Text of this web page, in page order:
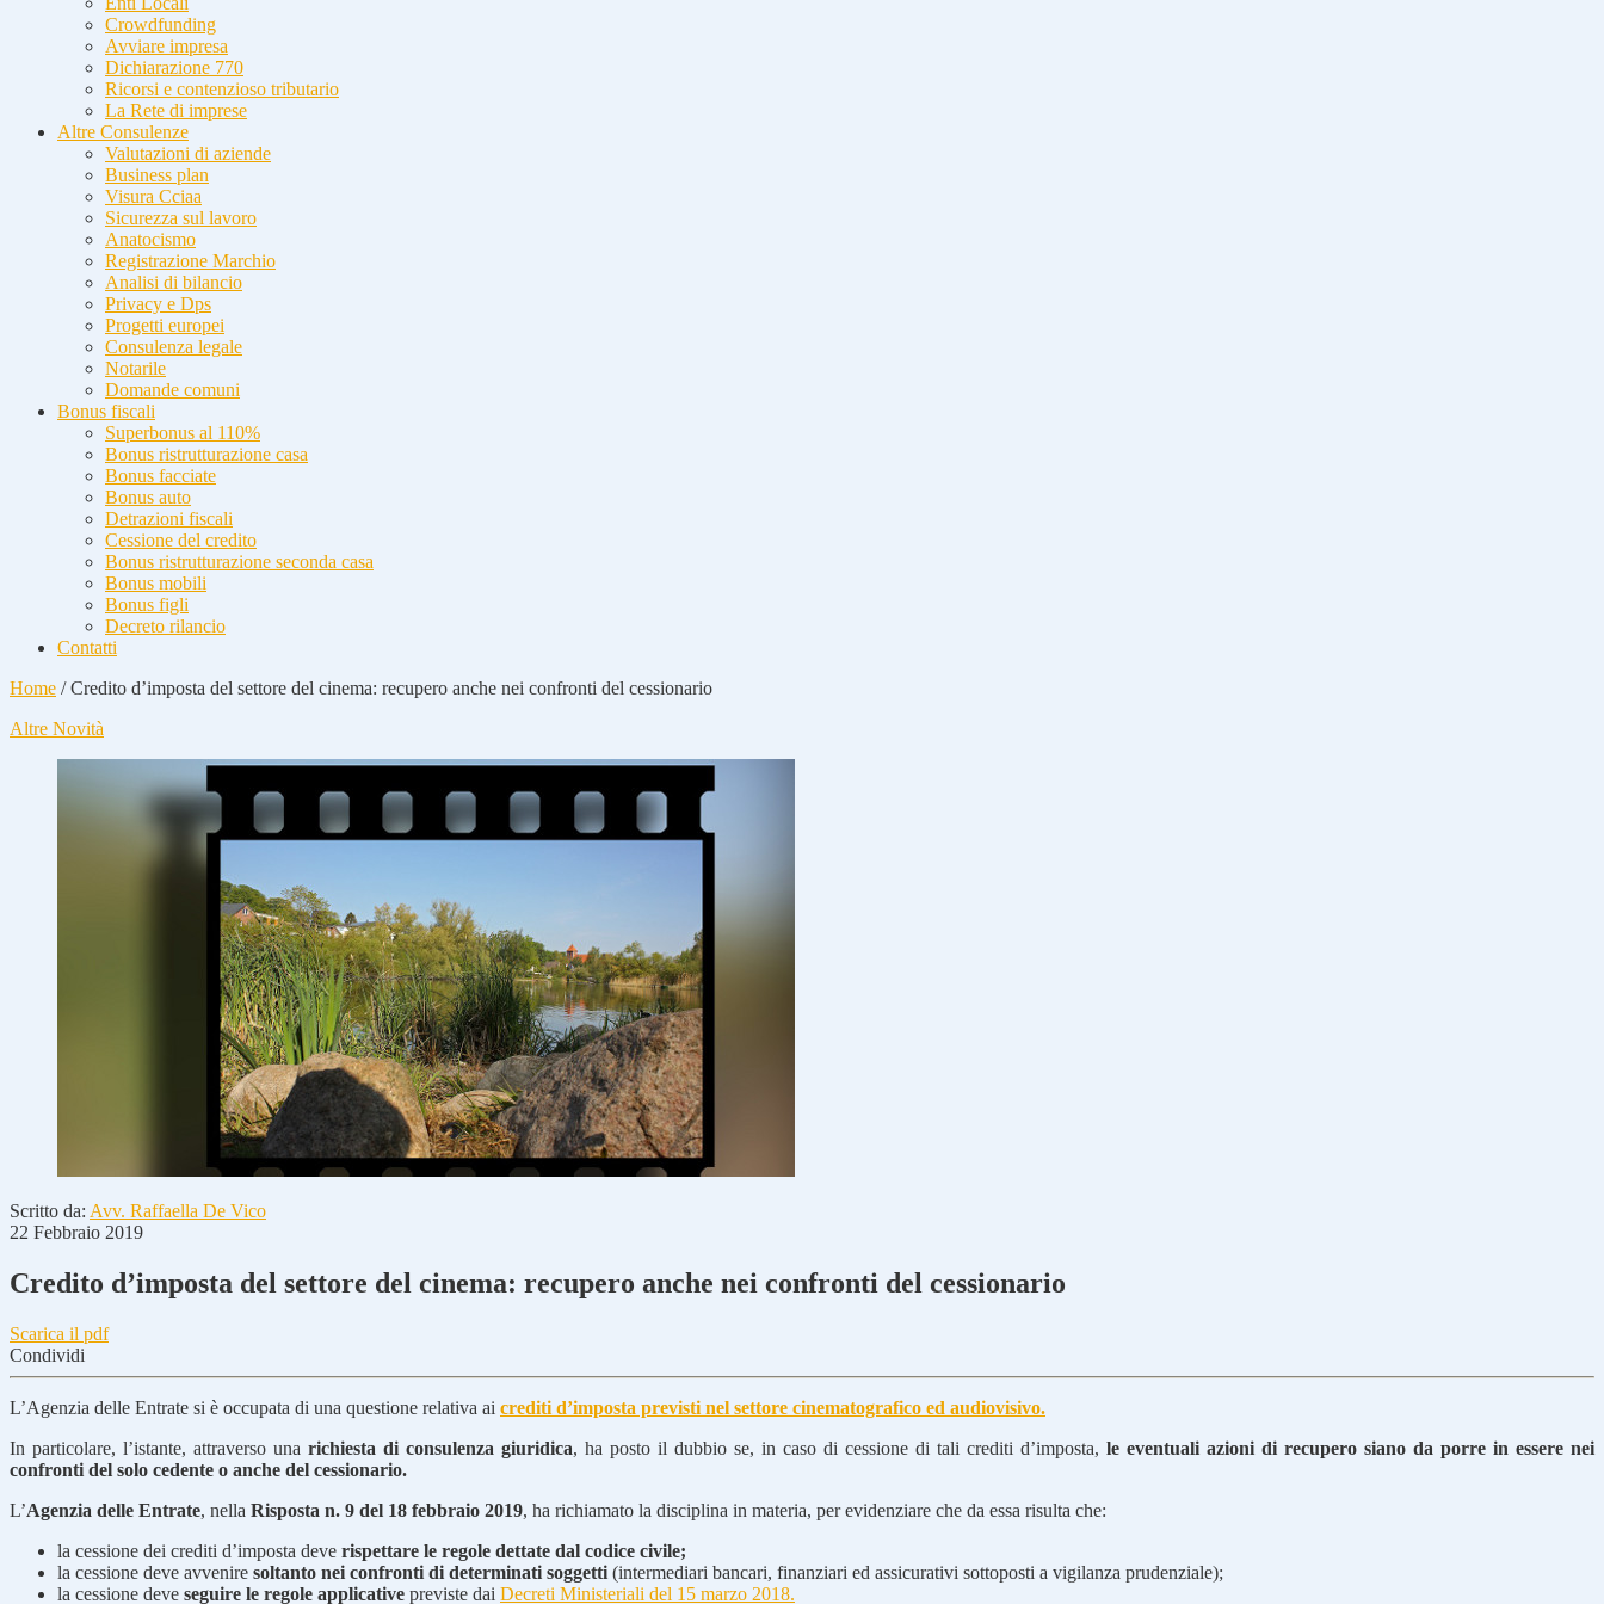
Crowdfunding
Avviare impresa
Dichiarazione 770
Ricorsi e contenzioso tributario
La Rete di imprese
Altre Consulenze
Valutazioni di aziende
Business plan
Visura Cciaa
Sicurezza sul lavoro
Anatocismo
Registrazione Marchio
Analisi di bilancio
Privacy e Dps
Progetti europei
Consulenza legale
Notarile
Domande comuni
Bonus fiscali
Superbonus al 110%
Bonus ristrutturazione casa
Bonus facciate
Bonus auto
Detrazioni fiscali
Cessione del credito
Bonus ristrutturazione seconda casa
Bonus mobili
Bonus figli
Decreto rilancio
Contatti
Home /Credito d’imposta del settore del cinema: recupero anche nei confronti del cessionario
Altre Novità
Scritto da: Avv. Raffaella De Vico
22 Febbraio 2019
Credito d’imposta del settore del cinema: recupero anche nei confronti del cessionario
Scarica il pdf
Condividi
L’Agenzia delle Entrate si è occupata di una questione relativa ai crediti d’imposta previsti nel settore cinematografico ed audiovisivo.
In particolare, l’istante, attraverso una richiesta di consulenza giuridica, ha posto il dubbio se, in caso di cessione di tali crediti d’imposta, le eventuali azioni di recupero siano da porre in essere nei
confronti del solo cedente o anche del cessionario.
L’Agenzia delle Entrate, nella Risposta n. 9 del 18 febbraio 2019, ha richiamato la disciplina in materia, per evidenziare che da essa risulta che:
la cessione dei crediti d’imposta deve rispettare le regole dettate dal codice civile;
la cessione deve avvenire soltanto nei confronti di determinati soggetti (intermediari bancari, finanziari ed assicurativi sottoposti a vigilanza prudenziale);
la cessione deve seguire le regole applicative previste dai Decreti Ministeriali del 15 marzo 2018.